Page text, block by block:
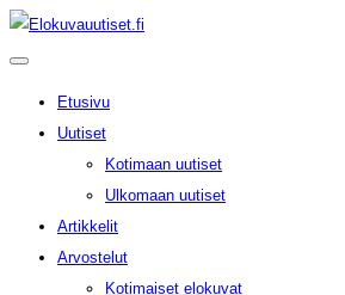
Etusivu
Uutiset
Kotimaan uutiset
Ulkomaan uutiset
Artikkelit
Arvostelut
Kotimaiset elokuvat